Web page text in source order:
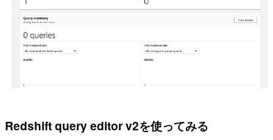
Redshift query editor v2を使ってみる